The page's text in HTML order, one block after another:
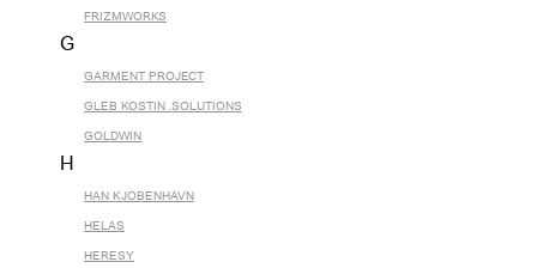
FRIZMWORKS
G
GARMENT PROJECT
GLEB KOSTIN .SOLUTIONS
GOLDWIN
H
HAN KJOBENHAVN
HELAS
HERESY